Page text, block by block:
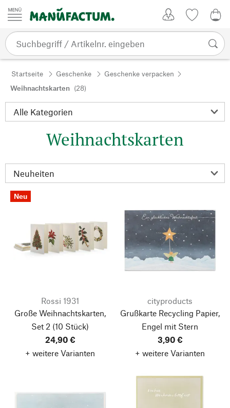
Zum Inhalt springen
Startseite Geschenke
Geschenke verpacken
Weihnachtskarten (28)
Weihnachtskarten
Neu
Rossi 1931
Große Weihnachtskarten,
Set 2 (10 Stück)
24,90 €
+ weitere Varianten
cityproducts
Grußkarte Recycling Papier,
Engel mit Stern
3,90 €
+ weitere Varianten